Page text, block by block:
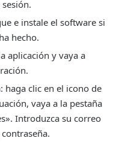
e instale el software si
hecho.
aplicación y vaya a
haga clic en el icono de
vaya a la pestaña
Introduzca su correo